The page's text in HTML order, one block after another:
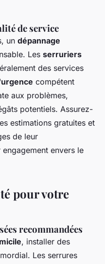
de service
un dépannage
Les serruriers
des services
compétent
aux problèmes,
potentiels. Assurez-
estimations gratuites et
de leur
envers le
pour votre
recommandées
, installer des
Les serrures